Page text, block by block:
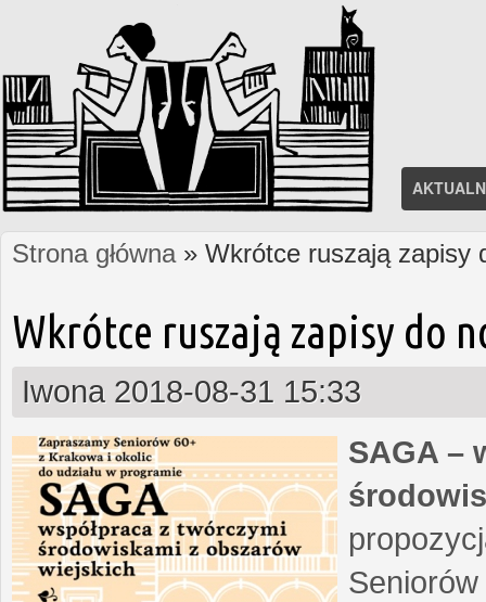
Jesteś tutaj
Strona główna» Wkrótce ruszają zapisy
Wkrótce ruszają zapisy do
Iwona 2018-08-31 15:33
SAGA –